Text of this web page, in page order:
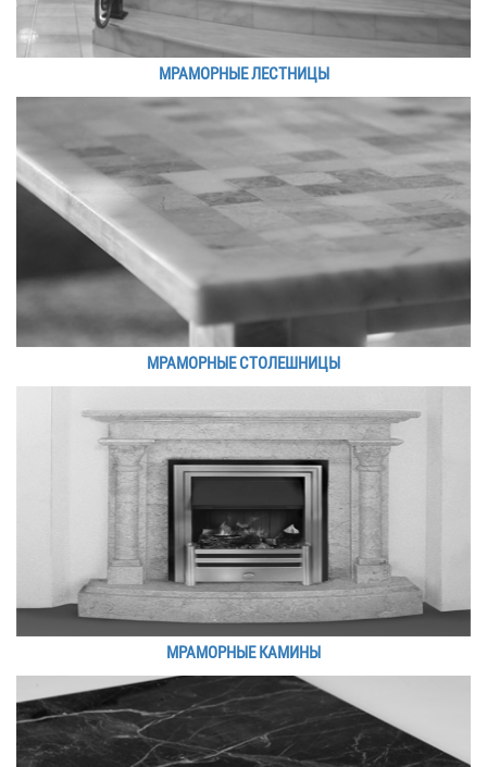
МРАМОРНЫЕ ЛЕСТНИЦЫ
МРАМОРНЫЕ СТОЛЕШНИЦЫ
МРАМОРНЫЕ КАМИНЫ